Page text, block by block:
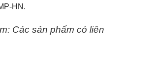
HN.
Các sản phẩm có liên